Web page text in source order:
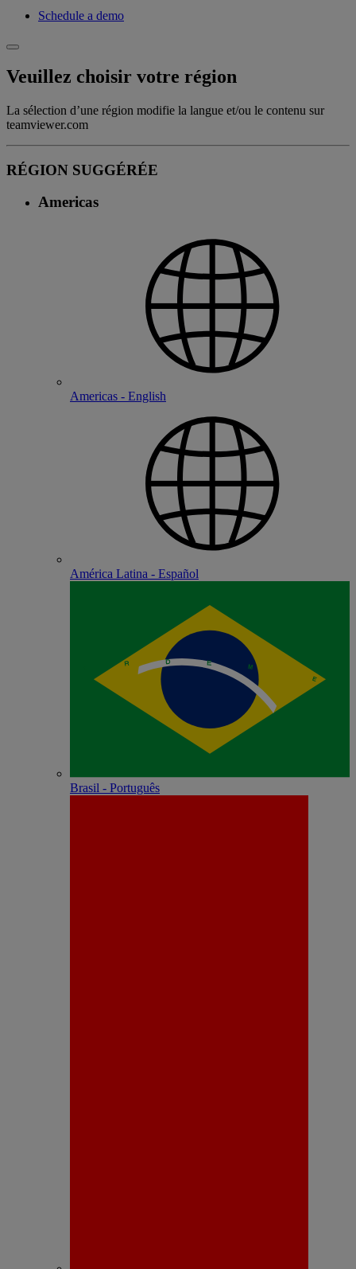
Schedule a demo
Veuillez choisir votre région
La sélection d’une région modifie la langue et/ou le contenu sur
teamviewer.com
RÉGION SUGGÉRÉE
Americas
Americas - English
América Latina - Español
Brasil - Português